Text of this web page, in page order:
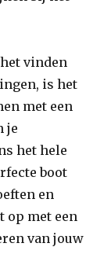
vinden
is het
met een
je
het hele
boot
en
op met een
van jouw